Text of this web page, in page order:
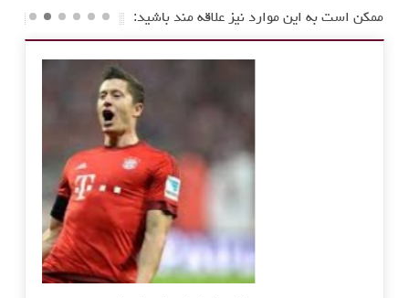
ممکن است به این موارد نیز علاقه مند باشید: